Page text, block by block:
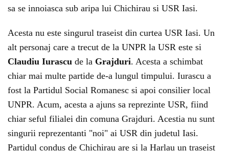
sa se innoiasca sub aripa lui Chichirau si USR Iasi.
Acesta nu este singurul traseist din curtea USR Iasi. Un
alt personaj care a trecut de la UNPR la USR este si
Claudiu Iurascu de la Grajduri. Acesta a schimbat
chiar mai multe partide de-a lungul timpului. Iurascu a
fost la Partidul Social Romanesc si apoi consilier local
UNPR. Acum, acesta a ajuns sa reprezinte USR, fiind
chiar seful filialei din comuna Grajduri. Acestia nu sunt
singurii reprezentanti "noi" ai USR din judetul Iasi.
Partidul condus de Chichirau are si la Harlau un traseist